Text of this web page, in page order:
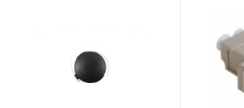
Стяжки и хомуты